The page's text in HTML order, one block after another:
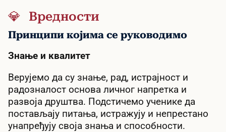
💎 Вредности
Принципи којима се руководимо
Знање и квалитет
Верујемо да су знање, рад, истрајност и
радозналост основа личног напретка и
развоја друштва. Подстичемо ученике да
постављају питања, истражују и непрестано
унапређују своја знања и способности.